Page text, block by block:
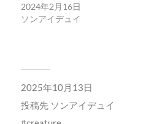
2024年2月16日
ソンアイデュイ
2025年10月13日
投稿先 ソンアイデュイ